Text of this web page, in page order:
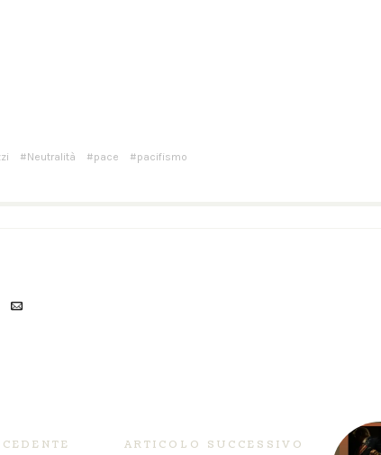
Neutralità pace pacifismo
ARTICOLO SUCCESSIVO